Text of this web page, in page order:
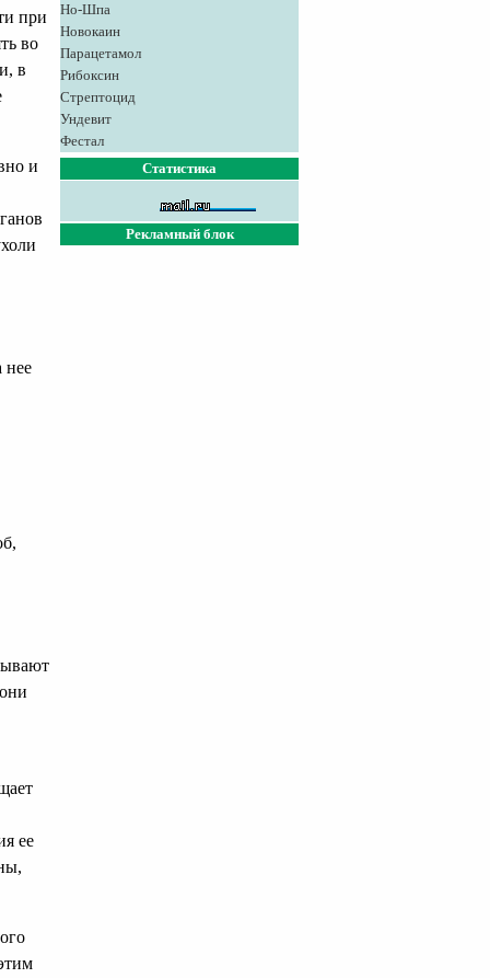
при
во
в
и
нее
ее
Но-Шпа
Новокаин
Парацетамол
Рибоксин
Стрептоцид
Ундевит
Фестал
Статистика
Рекламный блок